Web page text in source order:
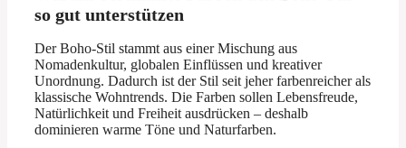
so gut unterstützen
Der Boho-Stil stammt aus einer Mischung aus
Nomadenkultur, globalen Einflüssen und kreativer
Unordnung. Dadurch ist der Stil seit jeher farbenreicher als
klassische Wohntrends. Die Farben sollen Lebensfreude,
Natürlichkeit und Freiheit ausdrücken – deshalb
dominieren warme Töne und Naturfarben.